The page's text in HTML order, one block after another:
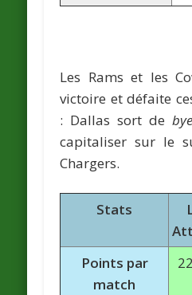
Les Rams et les
victoire et défaite
: Dallas sort de
capitaliser sur le
Chargers.
Stats
Points par
match